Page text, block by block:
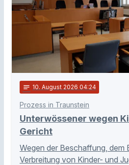
notes 10. August 2026 04:24
Prozess in Traunstein
Unterwössener wegen
Gericht
Wegen der Beschaffung, dem
Verbreitung von Kinder- und